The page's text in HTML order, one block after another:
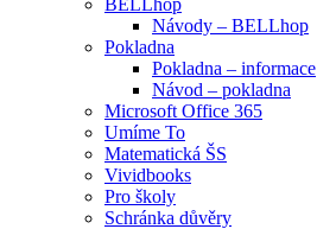
BELLhop
Návody – BELLhop
Pokladna
Pokladna – informace
Návod – pokladna
Microsoft Office 365
Umíme To
Matematická ŠS
Vividbooks
Pro školy
Schránka důvěry